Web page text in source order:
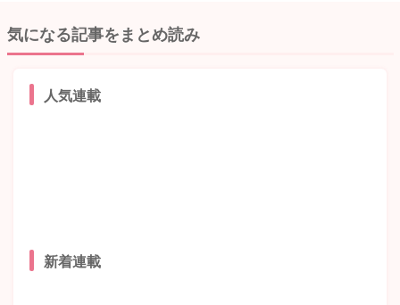
気になる記事をまとめ読み
人気連載
新着連載